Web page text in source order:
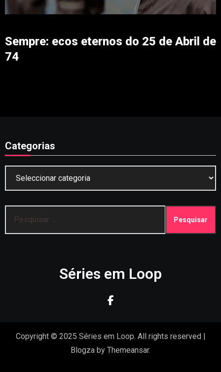
Sempre: ecos eternos do 25 de Abril de
74
Categorias
por:
Séries em Loop
Copyright © 2025 Séries em Loop. All rights reserved |
Blogza by Themeansar.